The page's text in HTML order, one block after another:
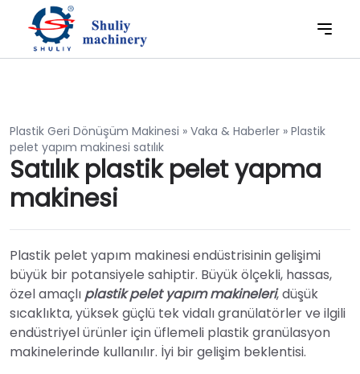
Plastik Geri Dönüşüm Makinesi » Vaka & Haberler » Plastik
pelet yapım makinesi satılık
Satılık plastik pelet yapma
makinesi
Plastik pelet yapım makinesi endüstrisinin gelişimi
büyük bir potansiyele sahiptir. Büyük ölçekli, hassas,
özel amaçlı plastik pelet yapım makineleri, düşük
sıcaklıkta, yüksek güçlü tek vidalı granülatörler ve ilgili
endüstriyel ürünler için üflemeli plastik granülasyon
makinelerinde kullanılır. İyi bir gelişim beklentisi.